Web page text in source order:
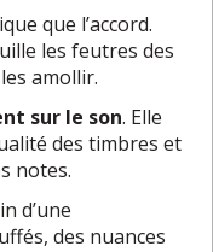
que l’accord.
les feutres des
amollir.
sur le son. Elle
des timbres et
notes.
d’une
des nuances